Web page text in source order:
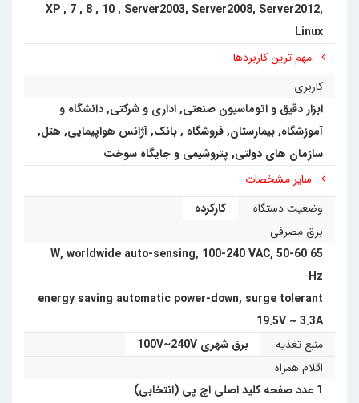
XP, 7, 8, 10, Server2003, Server2008, Server2012,
Linux
مهم ترین کاربردها
کاربری
ابزار دقیق و اتوماسیون صنعتی,اداری و شرکتی,دانشگاه و
آموزشگاه,بیمارستان,فروشگاه ,بانک,آژانس هواپیمایی, هتل,
سازمان های دولتی, پتروشیمی و جایگاه سوخت
سایر مشخصات
وضعیت دستگاه
کارکرده
برق مصرفی
65 W, worldwide auto-sensing, 100-240 VAC, 50-60
Hz
energy saving automatic power-down, surge tolerant
19.5V ~ 3.3A
منبع تغذیه
برق شهری 100V~240V
اقلام همراه
1 عدد صفحه کلید اصلی اچ پی (انتخابی)